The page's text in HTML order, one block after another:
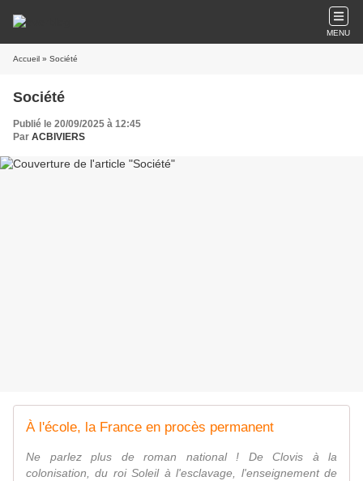
MENU
Accueil » Société
Société
Publié le 20/09/2025 à 12:45
Par ACBIVIERS
À l'école, la France en procès permanent
Ne parlez plus de roman national ! De Clovis à la
colonisation, du roi Soleil à l'esclavage, l'enseignement de